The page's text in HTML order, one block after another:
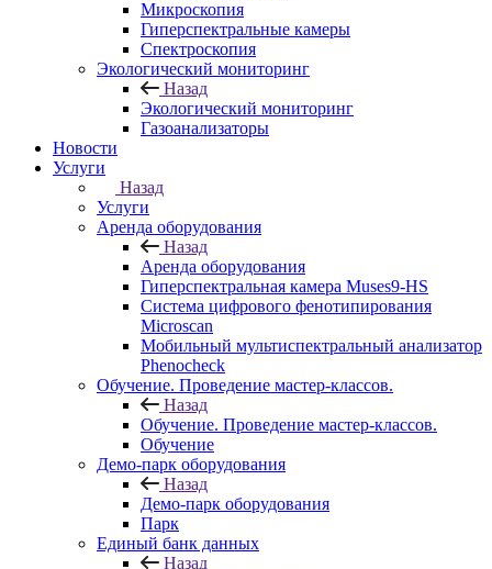
Микроскопия
Гиперспектральные камеры
Спектроскопия
Экологический мониторинг
Назад
Экологический мониторинг
Газоанализаторы
Новости
Услуги
Назад
Услуги
Аренда оборудования
Назад
Аренда оборудования
Гиперспектральная камера Muses9-HS
Система цифрового фенотипирования
Microscan
Мобильный мультиспектральный анализатор
Phenocheck
Обучение. Проведение мастер-классов.
Назад
Обучение. Проведение мастер-классов.
Обучение
Демо-парк оборудования
Назад
Демо-парк оборудования
Парк
Единый банк данных
Назад